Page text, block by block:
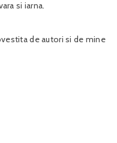
si iarna.
de autori si de mine